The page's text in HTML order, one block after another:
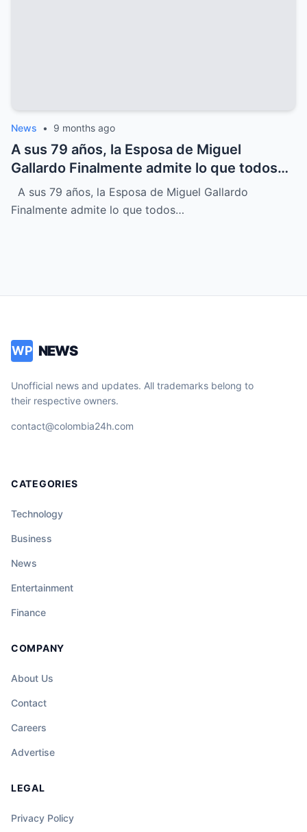
News • 9 months ago
A sus 79 años, la Esposa de Miguel
Gallardo Finalmente admite lo que todos
sospechábamos
A sus 79 años, la Esposa de Miguel Gallardo
Finalmente admite lo que todos…
WP NEWS
Unofficial news and updates. All trademarks belong to
their respective owners.
contact@colombia24h.com
CATEGORIES
Technology
Business
News
Entertainment
Finance
COMPANY
About Us
Contact
Careers
Advertise
LEGAL
Privacy Policy